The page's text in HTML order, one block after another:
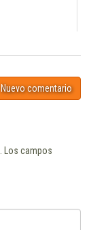
Nuevo comentario
Los campos